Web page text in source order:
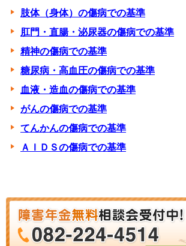
肢体（身体）の傷病での基準
肛門・直腸・泌尿器の傷病での基準
精神の傷病での基準
糖尿病・高血圧の傷病での基準
血液・造血の傷病での基準
がんの傷病での基準
てんかんの傷病での基準
ＡＩＤＳの傷病での基準